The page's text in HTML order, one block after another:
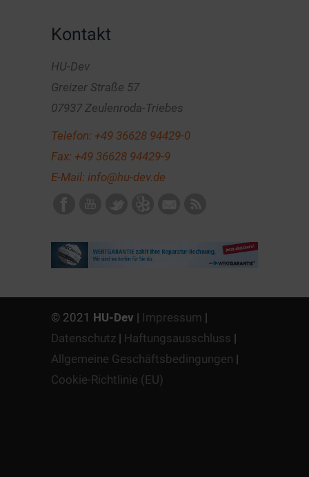
Kontakt
HU-Dev
Greizer Straße 57
07937 Zeulenroda-Triebes
Telefon: +49 36628 94429-0
Fax: +49 36628 94429-9
E-Mail: info@hu-dev.de
© 2021 HU-Dev | Impressum |
Datenschutz | Haftungsausschluss |
Allgemeine Geschäftsbedingungen |
Cookie-Richtlinie (EU)